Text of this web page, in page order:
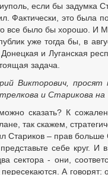
если бы задумка
это была
все было бы хорошо. И
уже тогда бы, в
и Луганская
задача.
Викторович,
и Старикова на
сказать? К
так скажем,
Стариков – прав
себе круг. И
сектора - они,
А говорят: